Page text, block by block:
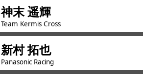
神末 遥輝
Team Kermis Cross
新村 拓也
Panasonic Racing